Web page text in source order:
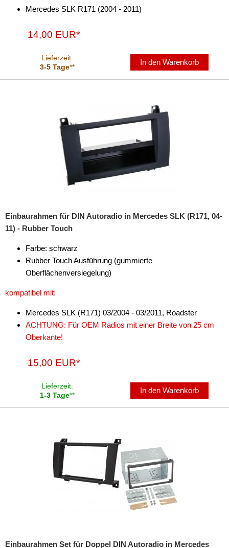
Lautsprecherkabel
Lautsprecherringe
Lenkradadapter
Multimediainterface
für Audi
für BMW
für Chevrolet
für Citroen
für Dacia
für Daewoo
für Dodge
Mercedes SLK R171 (2004 - 2011)
14,00 EUR*
Lieferzeit:
3-5 Tage**
In den Warenkorb
Einbaurahmen für DIN Autoradio in Mercedes SLK (R171, 04-
11) - Rubber Touch
Farbe: schwarz
Rubber Touch Ausführung (gummierte
Oberflächenversiegelung)
kompatibel mit:
Mercedes SLK (R171) 03/2004 - 03/2011, Roadster
ACHTUNG: Für OEM Radios mit einer Breite von 25 cm
Oberkante!
15,00 EUR*
Lieferzeit:
1-3 Tage**
In den Warenkorb
Einbaurahmen Set für Doppel DIN Autoradio in Mercedes